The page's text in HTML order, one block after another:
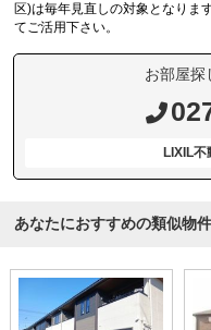
区)は毎年見直しの対象となりま
てご活用下さい。
お部屋探
LIXIL
あなたにおすすめの類似物件